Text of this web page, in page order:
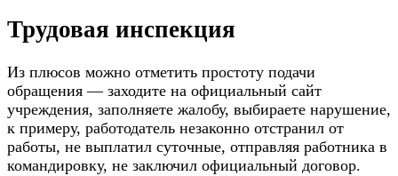
Трудовая инспекция
Из плюсов можно отметить простоту подачи
обращения — заходите на официальный сайт
учреждения, заполняете жалобу, выбираете нарушение,
к примеру, работодатель незаконно отстранил от
работы, не выплатил суточные, отправляя работника в
командировку, не заключил официальный договор.